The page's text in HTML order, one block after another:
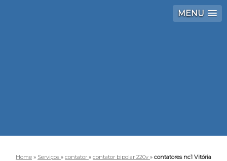
MENU
Home » Serviços » contator » contator bipolar 220v » contatores nc1 Vitória